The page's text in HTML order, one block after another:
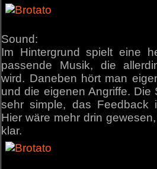
Sound:
Im Hintergrund spielt eine
passende Musik, die
wird. Daneben hört man
und die eigenen Angriffe. Die
sehr simple, das Feedback
Hier wäre mehr drin
klar.